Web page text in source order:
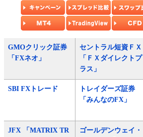
GMOクリック証券
「FXネオ」
セントラル短資ＦＸ
「ＦＸダイレクトプ
ラス」
SBI FXトレード
トレイダーズ証券
「みんなのFX」
JFX 「MATRIX TR
ゴールデンウェイ・